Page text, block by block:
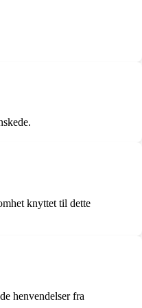
knyttet til dette
henvendelser fra